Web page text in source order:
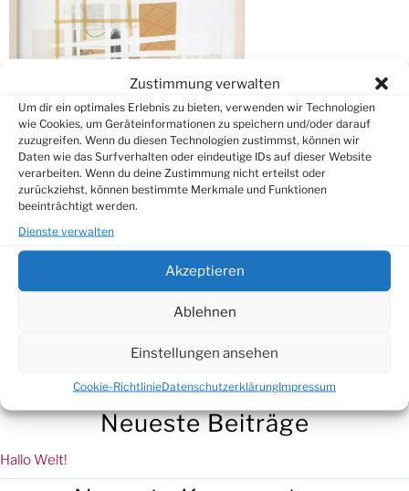
Zustimmung verwalten
Um dir ein optimales Erlebnis zu bieten, verwenden wir Technologien
wie Cookies, um Geräteinformationen zu speichern und/oder darauf
zuzugreifen. Wenn du diesen Technologien zustimmst, können wir
Daten wie das Surfverhalten oder eindeutige IDs auf dieser Website
verarbeiten. Wenn du deine Zustimmung nicht erteilst oder
zurückziehst, können bestimmte Merkmale und Funktionen
beeinträchtigt werden.
Dienste verwalten
Akzeptieren
Ablehnen
Einstellungen ansehen
Cookie-RichtlinieDatenschutzerklärungImpressum
Schreibe einen Kommentar
sein, um einen Kommentar abzugeben.
Neueste Beiträge
Hallo Welt!